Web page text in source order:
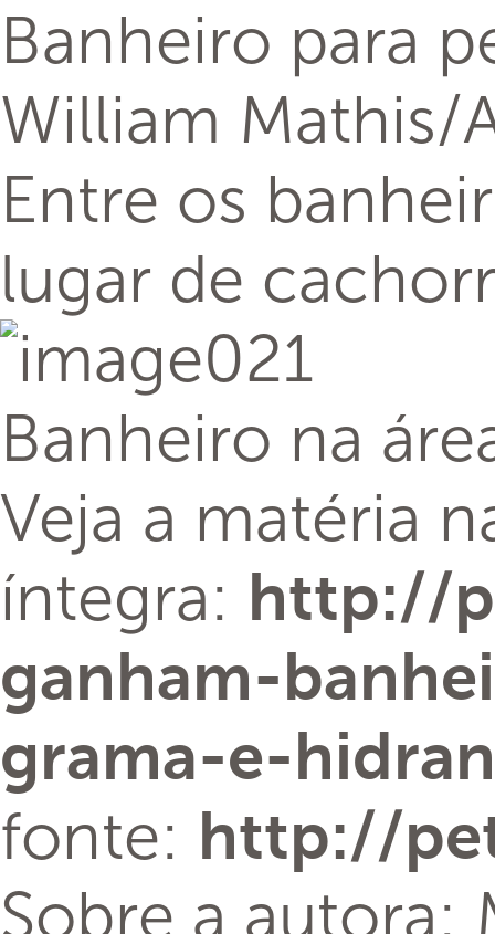
Banheiro para
William Mathis/
Entre os
lugar de
Banheiro na
Veja a matéria
íntegra: http://
ganham-
grama-e-
fonte: http://
Sobre a autora: